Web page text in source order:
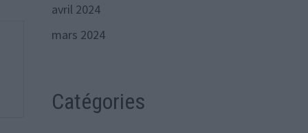
avril 2024
mars 2024
Catégories